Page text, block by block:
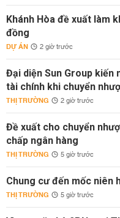
Khánh Hòa đề xuất làm
đồng
DỰ ÁN 2 giờ trước
Đại diện Sun Group kiến
tài chính khi chuyển
THỊ TRƯỜNG 2 giờ trước
Đề xuất cho chuyển
chấp ngân hàng
THỊ TRƯỜNG 5 giờ trước
Chung cư đến mốc niên
THỊ TRƯỜNG 5 giờ trước